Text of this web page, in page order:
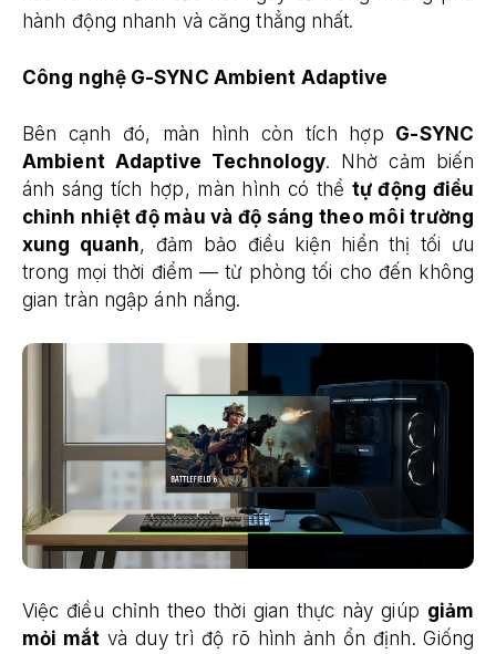
hành động nhanh và căng thẳng nhất.
Công nghệ G-SYNC Ambient Adaptive
Bên cạnh đó, màn hình còn tích hợp G-SYNC
Ambient Adaptive Technology. Nhờ cảm biến
ánh sáng tích hợp, màn hình có thể tự động điều
chỉnh nhiệt độ màu và độ sáng theo môi trường
xung quanh, đảm bảo điều kiện hiển thị tối ưu
trong mọi thời điểm — từ phòng tối cho đến không
gian tràn ngập ánh nắng.
Việc điều chỉnh theo thời gian thực này giúp giảm
mỏi mắt và duy trì độ rõ hình ảnh ổn định. Giống